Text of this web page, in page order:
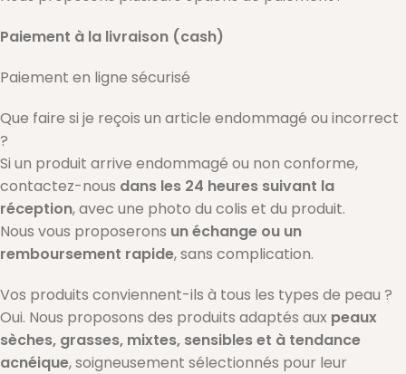
Paiement à la livraison (cash)
Paiement en ligne sécurisé
Que faire si je reçois un article endommagé ou incorrect
?
Si un produit arrive endommagé ou non conforme,
contactez-nous dans les 24 heures suivant la
réception, avec une photo du colis et du produit.
Nous vous proposerons un échange ou un
remboursement rapide, sans complication.
Vos produits conviennent-ils à tous les types de peau ?
Oui. Nous proposons des produits adaptés aux peaux
sèches, grasses, mixtes, sensibles et à tendance
acnéique, soigneusement sélectionnés pour leur